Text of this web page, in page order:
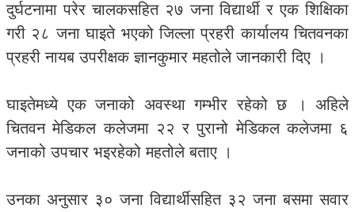
दुर्घटनामा परेर चालकसहित २७ जना विद्यार्थी र एक शिक्षिका
गरी २८ जना घाइते भएको जिल्ला प्रहरी कार्यालय चितवनका
प्रहरी नायब उपरीक्षक ज्ञानकुमार महतोले जानकारी दिए ।
घाइतेमध्ये एक जनाको अवस्था गम्भीर रहेको छ । अहिले
चितवन मेडिकल कलेजमा २२ र पुरानो मेडिकल कलेजमा ६
जनाको उपचार भइरहेको महतोले बताए ।
उनका अनुसार ३० जना विद्यार्थीसहित ३२ जना बसमा सवार